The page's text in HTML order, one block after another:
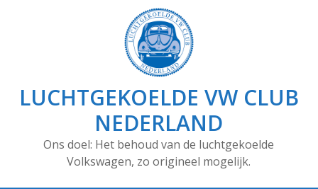
LUCHTGEKOELDE VW CLUB
NEDERLAND
Ons doel: Het behoud van de luchtgekoelde
Volkswagen, zo origineel mogelijk.